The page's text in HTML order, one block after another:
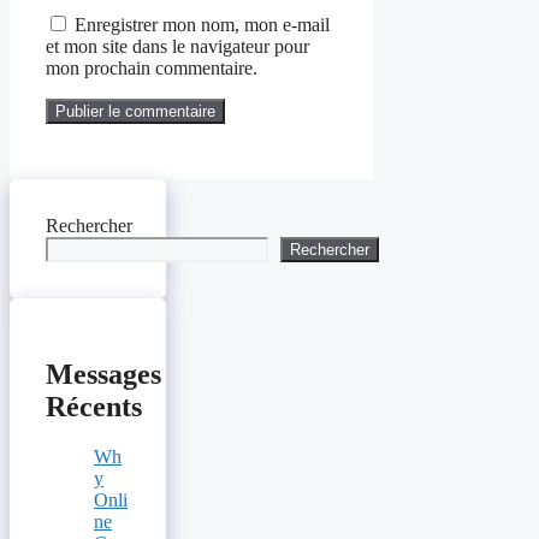
Enregistrer mon nom, mon e-mail
et mon site dans le navigateur pour
mon prochain commentaire.
Rechercher
Rechercher
Messages
Récents
Wh
y
Onli
ne